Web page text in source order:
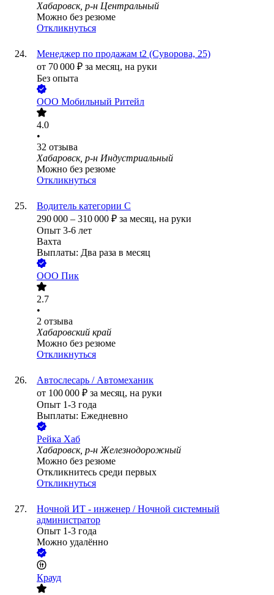
Хабаровск, р-н Центральный
Можно без резюме
Откликнуться
Менеджер по продажам t2 (Суворова, 25)
от 70 000 ₽ за месяц, на руки
Без опыта
ООО Мобильный Ритейл
4.0
•
32 отзыва
Хабаровск, р-н Индустриальный
Можно без резюме
Откликнуться
Водитель категории С
290 000 – 310 000 ₽ за месяц, на руки
Опыт 3-6 лет
Вахта
Выплаты: Два раза в месяц
ООО Пик
2.7
•
2 отзыва
Хабаровский край
Можно без резюме
Откликнуться
Автослесарь / Автомеханик
от 100 000 ₽ за месяц, на руки
Опыт 1-3 года
Выплаты: Ежедневно
Рейка Хаб
Хабаровск, р-н Железнодорожный
Можно без резюме
Откликнитесь среди первых
Откликнуться
Ночной ИТ - инженер / Ночной системный
администратор
Опыт 1-3 года
Можно удалённо
Крауд